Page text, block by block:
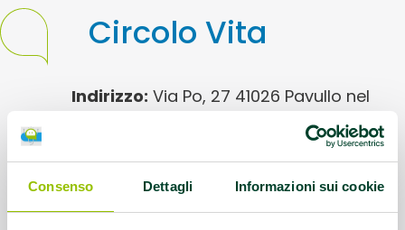
Consenso Dettagli Informazioni sui cookie
Circolo Vita
Indirizzo: Via Po, 27 41026 Pavullo nel
Contatti:Tel.0536 324440
Questo contenuto si trova inPalestre che